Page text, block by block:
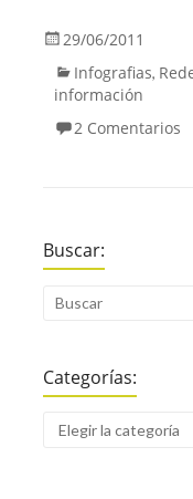
29/06/2011
Infografias,
información
2 Comentarios
Buscar:
Categorías: